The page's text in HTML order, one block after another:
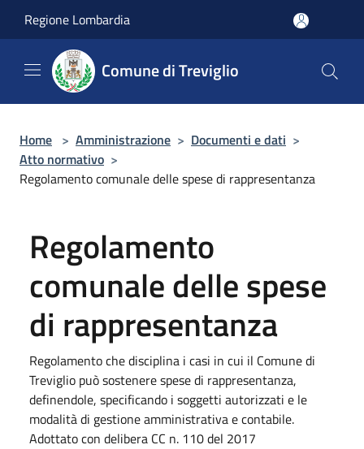
Regione Lombardia
Comune di Treviglio
Home > Amministrazione > Documenti e dati >
Atto normativo >
Regolamento comunale delle spese di rappresentanza
Regolamento
comunale delle spese
di rappresentanza
Regolamento che disciplina i casi in cui il Comune di
Treviglio può sostenere spese di rappresentanza,
definendole, specificando i soggetti autorizzati e le
modalità di gestione amministrativa e contabile.
Adottato con delibera CC n. 110 del 2017